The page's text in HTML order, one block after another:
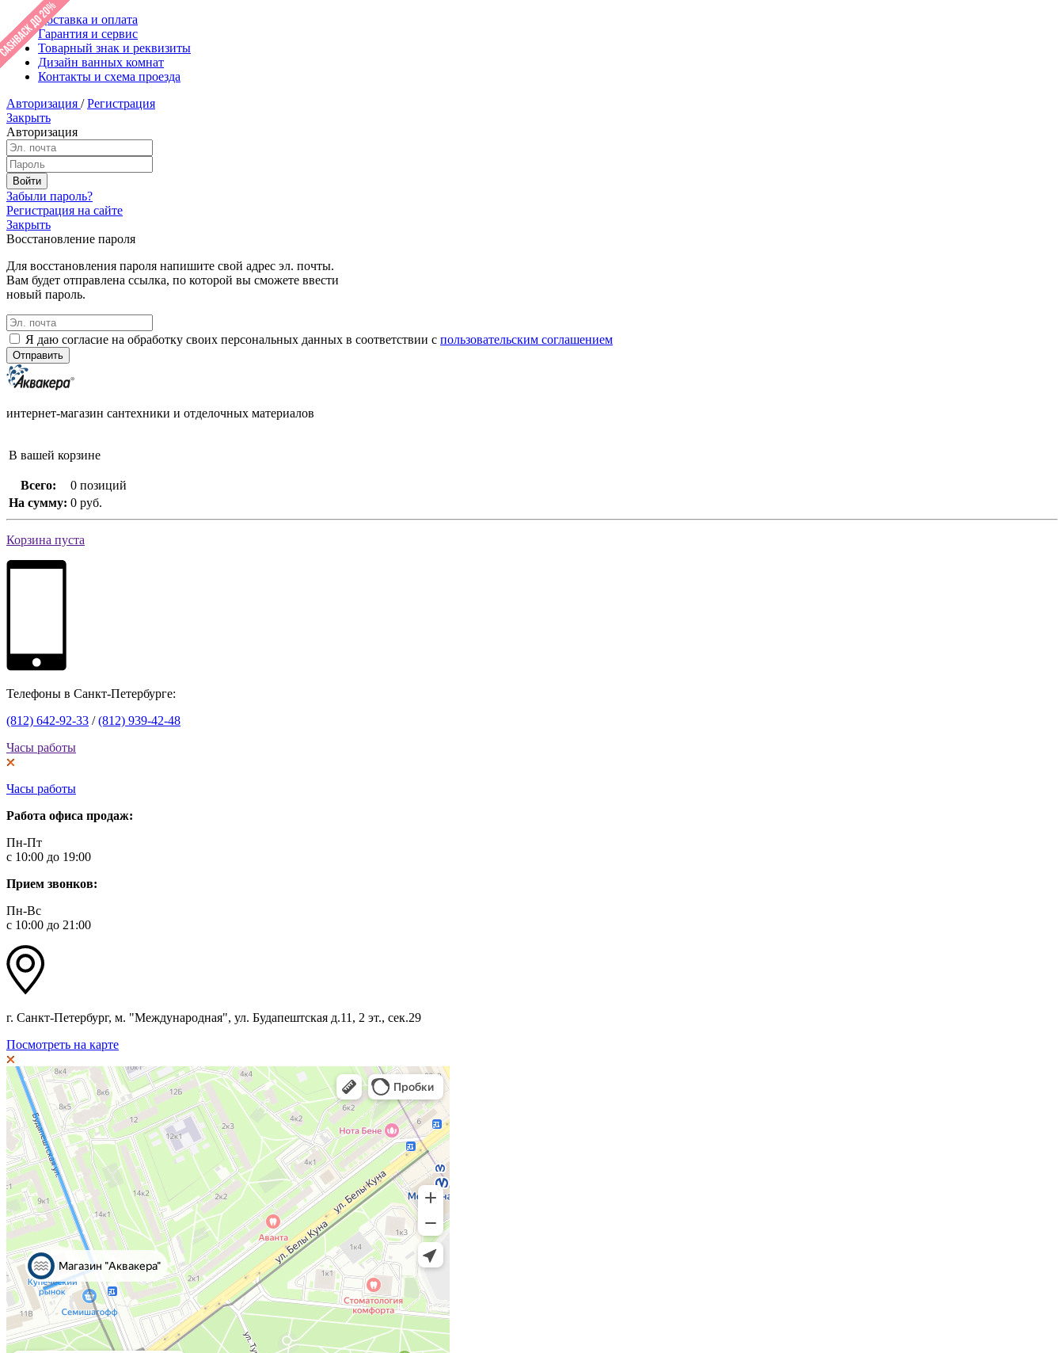
Доставка и оплата
Гарантия и сервис
Товарный знак и реквизиты
Дизайн ванных комнат
Контакты и схема проезда
Авторизация / Регистрация
Закрыть
Авторизация
Забыли пароль?
Регистрация на сайте
Закрыть
Восстановление пароля
Для восстановления пароля напишите свой адрес эл. почты.
Вам будет отправлена ссылка, по которой вы сможете ввести
новый пароль.
Я даю согласие на обработку своих персональных данных в соответствии с пользовательским соглашением
интернет-магазин сантехники и отделочных материалов
В вашей корзине
Всего:
0 позиций
На сумму: 0 руб.
Корзина пуста
Телефоны в Санкт-Петербурге:
(812) 642-92-33 /(812) 939-42-48
Часы работы
Часы работы
Работа офиса продаж:
Пн-Пт
с 10:00 до 19:00
Прием звонков:
Пн-Вс
с 10:00 до 21:00
г. Санкт-Петербург, м. "Международная", ул. Будапештская д.11, 2 эт., сек.29
Посмотреть на карте